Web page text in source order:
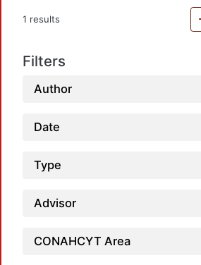
1 results
Filters
Author
Date
Type
Advisor
CONAHCYT Area